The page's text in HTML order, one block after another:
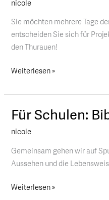
nicole
Sie möchten mehrere Tage
entscheiden Sie sich für
den Thurauen!
&
Weiterlesen »
Für Schulen:
nicole
Gemeinsam gehen wir auf
Aussehen und die
Für
Biber
Weiterlesen »